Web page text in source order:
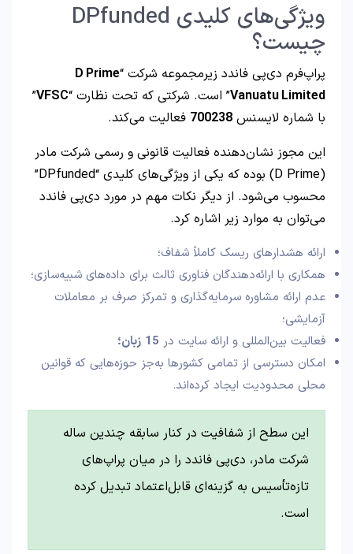
ویژگی‌های کلیدی DPfunded
چیست؟
پراپ‌فرم دی‌پی فاندد زیرمجموعه شرکت “D Prime
Vanuatu Limited” است. شرکتی که تحت نظارت “VFSC
”
با شماره لایسنس 700238 فعالیت می‌کند.
این مجوز نشان‌دهنده فعالیت قانونی و رسمی شرکت مادر
(D Prime) بوده که یکی از ویژگی‌های کلیدی “DPfunded”
محسوب می‌شود. از دیگر نکات مهم در مورد دی‌پی فاندد
می‌توان به موارد زیر اشاره کرد.
ارائه هشدارهای ریسک کاملاً شفاف؛
همکاری با ارائه‌دهندگان فناوری ثالث برای داده‌های شبیه‌سازی؛
عدم ارائه مشاوره سرمایه‌گذاری و تمرکز صرف بر معاملات
آزمایشی؛
فعالیت بین‌المللی و ارائه سایت در 15 زبان؛
امکان دسترسی از تمامی کشورها به‌جز حوزه‌هایی که قوانین
محلی محدودیت ایجاد کرده‌اند.
این سطح از شفافیت در کنار سابقه چندین ساله
شرکت مادر، دی‌پی فاندد را در میان پراپ‌های
تازه‌تأسیس به گزینه‌ای قابل‌اعتماد تبدیل کرده
است.